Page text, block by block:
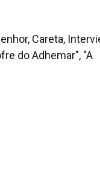
Careta,
do Adhemar", "A